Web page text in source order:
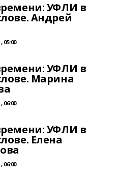
УФЛИ в
Андрей
УФЛИ в
Марина
УФЛИ в
Елена